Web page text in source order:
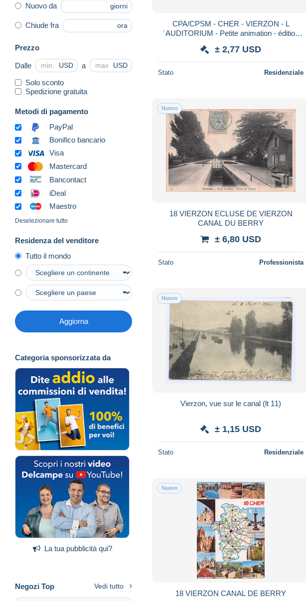
Nuovo da giorni
Chiude fra ora
Prezzo
Dalle USD a USD
Solo sconto
Spedizione gratuita
Metodi di pagamento
PayPal
Bonifico bancario
Visa
Mastercard
Bancontact
iDeal
Maestro
Deselezionare tutto
Residenza del venditore
Tutto il mondo
Aggiorna
Categoria sponsorizzata da
La tua pubblicità qui?
Negozi Top Vedi tutto
CPA/CPSM - CHER - VIERZON - L
´AUDITORIUM - Petite animation - édition
± 2,77 USD
Stato Residenziale
Nuovo
18 VIERZON ECLUSE DE VIERZON
CANAL DU BERRY
± 6,80 USD
Stato Professionista
Nuovo
Vierzon, vue sur le canal (lt 11)
± 1,15 USD
Stato Residenziale
Nuovo
18 VIERZON CANAL DE BERRY